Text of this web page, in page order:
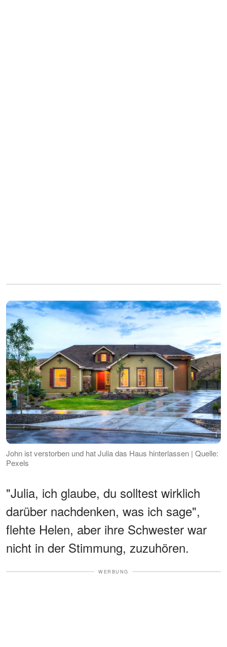
John ist verstorben und hat Julia das Haus hinterlassen | Quelle:
Pexels
"Julia, ich glaube, du solltest wirklich
darüber nachdenken, was ich sage",
flehte Helen, aber ihre Schwester war
nicht in der Stimmung, zuzuhören.
WERBUNG